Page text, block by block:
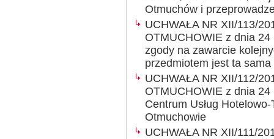
Otmuchów i
UCHWAŁA NR XII/113/
OTMUCHOWIE z dnia
zgody na zawarcie
przedmiotem jest ta
UCHWAŁA NR XII/112/
OTMUCHOWIE z dnia
Centrum Usług
Otmuchowie
UCHWAŁA NR XII/111/